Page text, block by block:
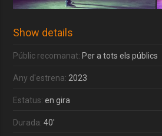
Show details
Públic recomanat: Per a tots els públics
Any d'estrena: 2023
Estatus:en gira
Durada:40'